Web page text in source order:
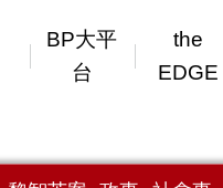
BP大平
台
the
EDGE